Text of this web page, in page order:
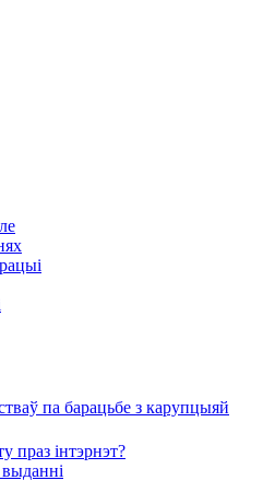
па барацьбе з карупцыяй
праз інтэрнэт?